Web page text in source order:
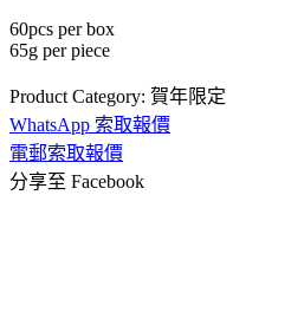
60pcs per box
65g per piece
Product Category: 賀年限定
WhatsApp 索取報價
電郵索取報價
分享至 Facebook